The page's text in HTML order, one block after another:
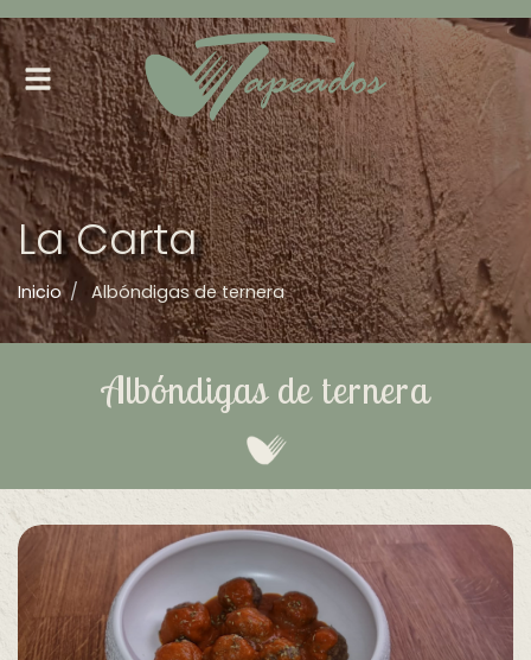
Alternar
navegación
La Carta
Inicio Albóndigas de ternera
Albóndigas de ternera